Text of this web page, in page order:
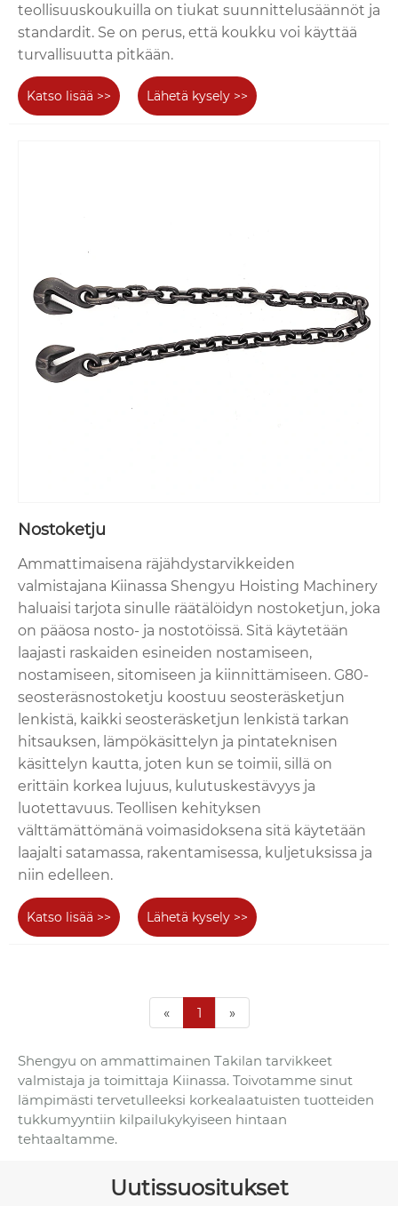
teollisuuskoukuilla on tiukat suunnittelusäännöt ja
standardit. Se on perus, että koukku voi käyttää
turvallisuutta pitkään.
Katso lisää >> Lähetä kysely >>
Nostoketju
Ammattimaisena räjähdystarvikkeiden
valmistajana Kiinassa Shengyu Hoisting Machinery
haluaisi tarjota sinulle räätälöidyn nostoketjun, joka
on pääosa nosto- ja nostotöissä. Sitä käytetään
laajasti raskaiden esineiden nostamiseen,
nostamiseen, sitomiseen ja kiinnittämiseen. G80-
seosteräsnostoketju koostuu seosteräsketjun
lenkistä, kaikki seosteräsketjun lenkistä tarkan
hitsauksen, lämpökäsittelyn ja pintateknisen
käsittelyn kautta, joten kun se toimii, sillä on
erittäin korkea lujuus, kulutuskestävyys ja
luotettavuus. Teollisen kehityksen
välttämättömänä voimasidoksena sitä käytetään
laajalti satamassa, rakentamisessa, kuljetuksissa ja
niin edelleen.
Katso lisää >> Lähetä kysely >>
« 1 »
Shengyu on ammattimainen Takilan tarvikkeet
valmistaja ja toimittaja Kiinassa. Toivotamme sinut
lämpimästi tervetulleeksi korkealaatuisten tuotteiden
tukkumyyntiin kilpailukykyiseen hintaan
tehtaaltamme.
Uutissuositukset